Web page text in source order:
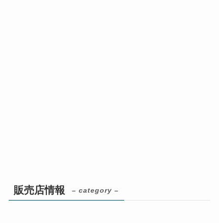
販売店情報 – category –